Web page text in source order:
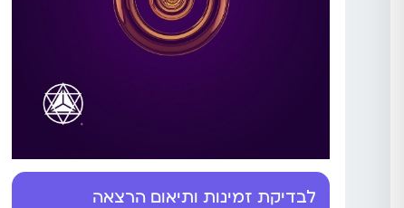
לבדיקת זמינות ותיאום הרצאה